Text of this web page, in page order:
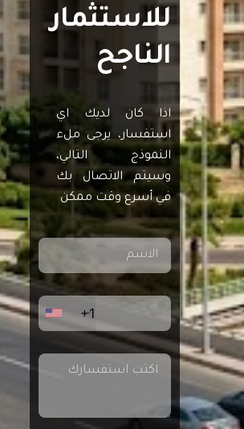
للاستثمار
الناجح
اذا كان لديك اي
استفسار، يرجى ملء
النموذج التالي،
وسيتم الاتصال بك
في أسرع وقت ممكن